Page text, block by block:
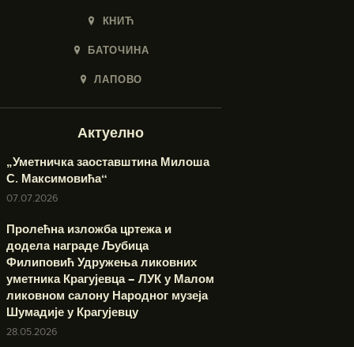
КНИЋ
БАТОЧИНА
ЛАПОВО
Актуелно
„Уметничка заоставштина Милоша
С. Максимовића“
07.07.2026
Пролећна изложба цртежа и
додела награде Љубица
Филиповић Удружења ликовних
уметника Крагујевца – ЛУК у Малом
ликовном салону Народног музеја
Шумадије у Крагујевцу
28.05.2026